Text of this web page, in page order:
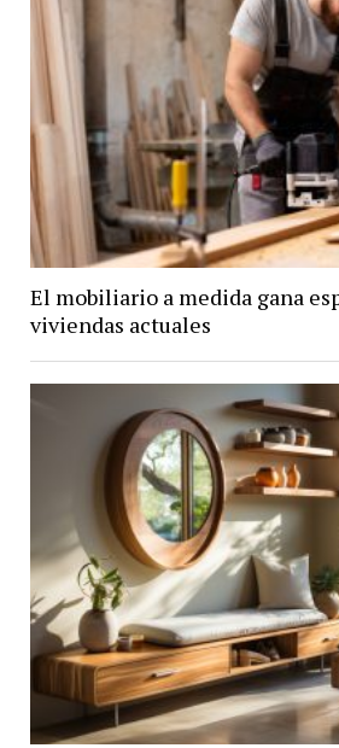
El mobiliario a medida gana
viviendas actuales